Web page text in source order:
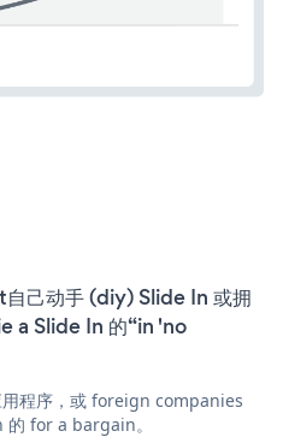
己动手 (diy) Slide In 或拥
a Slide In 的“in 'no
程序，或 foreign companies
for a bargain。